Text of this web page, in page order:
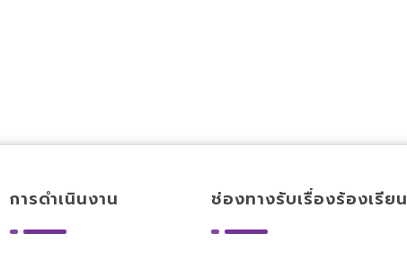
การดำเนินงาน ช่องทางรับเรื่องร้องเรียน